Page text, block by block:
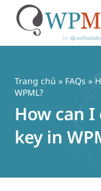
dung
Trang chủ » FAQs »
WPML?
How can
key in